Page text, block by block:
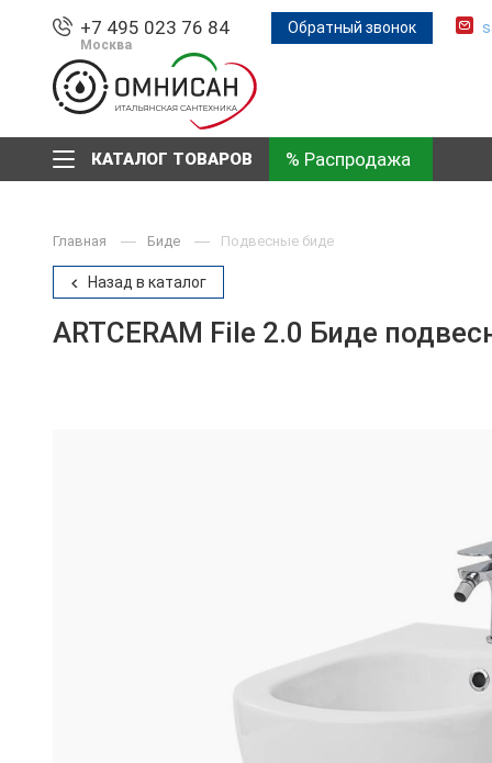
+7 495 023 76 84
Москва
Обратный звонок
КАТАЛОГ ТОВАРОВ % Распродажа
Главная Биде Подвесные биде
Назад в каталог
ARTCERAM File 2.0 Биде